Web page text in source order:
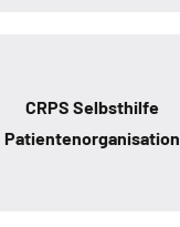
CRPS Selbsthilfe
Patientenorganisation